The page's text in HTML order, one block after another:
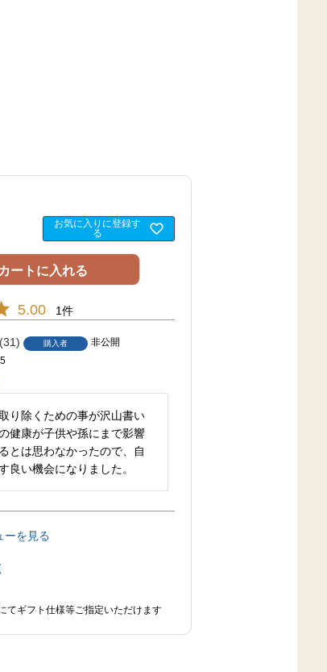
お気に入りに登録す
る
カートに入れる
5.00 1
31 購入者
非公開
り除くための事が沢山書い
健康が子供や孫にまで影響
とは思わなかったので、自
良い機会になりました。
ーを見る
てギフト仕様等ご指定いただけます